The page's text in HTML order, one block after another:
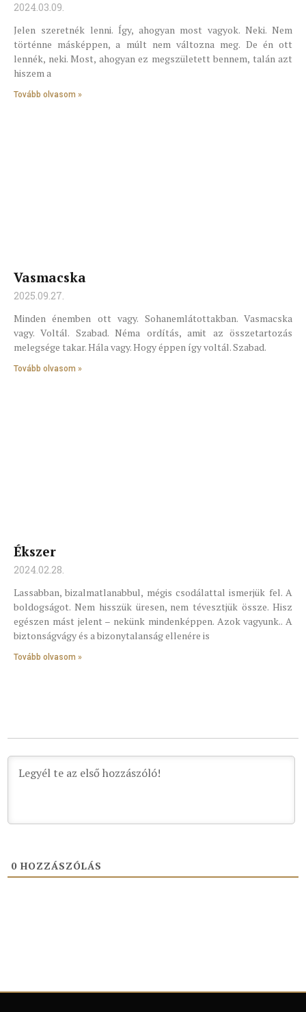
2024.03.09.
Jelen szeretnék lenni. Így, ahogyan most vagyok. Neki. Nem
történne másképpen, a múlt nem változna meg. De én ott
lennék, neki. Most, ahogyan ez megszületett bennem, talán azt
hiszem a
Tovább olvasom »
Vasmacska
2025.09.27.
Minden énemben ott vagy. Sohanemlátottakban. Vasmacska
vagy. Voltál. Szabad. Néma ordítás, amit az összetartozás
melegsége takar. Hála vagy. Hogy éppen így voltál. Szabad.
Tovább olvasom »
Ékszer
2024.02.28.
Lassabban, bizalmatlanabbul, mégis csodálattal ismerjük fel. A
boldogságot. Nem hisszük üresen, nem tévesztjük össze. Hisz
egészen mást jelent – nekünk mindenképpen. Azok vagyunk.. A
biztonságvágy és a bizonytalanság ellenére is
Tovább olvasom »
0 HOZZÁSZÓLÁS